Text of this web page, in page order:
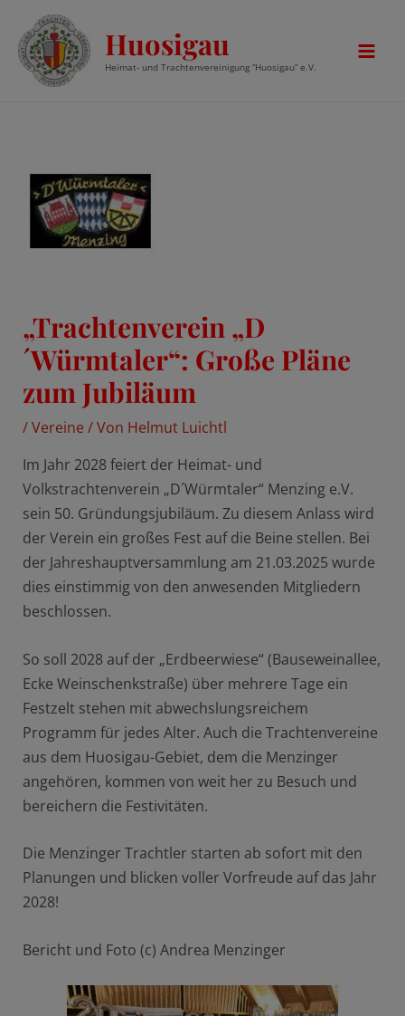
Inhalt
springen
Huosigau
Heimat- und Trachtenvereinigung “Huosigau” e.V.
„Trachtenverein „D
´Würmtaler“: Große Pläne
zum Jubiläum
/Vereine / Von Helmut Luichtl
Im Jahr 2028 feiert der Heimat- und
Volkstrachtenverein „D´Würmtaler“ Menzing e.V.
sein 50. Gründungsjubiläum. Zu diesem Anlass wird
der Verein ein großes Fest auf die Beine stellen. Bei
der Jahreshauptversammlung am 21.03.2025 wurde
dies einstimmig von den anwesenden Mitgliedern
beschlossen.
So soll 2028 auf der „Erdbeerwiese“ (Bauseweinallee,
Ecke Weinschenkstraße) über mehrere Tage ein
Festzelt stehen mit abwechslungsreichem
Programm für jedes Alter. Auch die Trachtenvereine
aus dem Huosigau-Gebiet, dem die Menzinger
angehören, kommen von weit her zu Besuch und
bereichern die Festivitäten.
Die Menzinger Trachtler starten ab sofort mit den
Planungen und blicken voller Vorfreude auf das Jahr
2028!
Bericht und Foto (c) Andrea Menzinger